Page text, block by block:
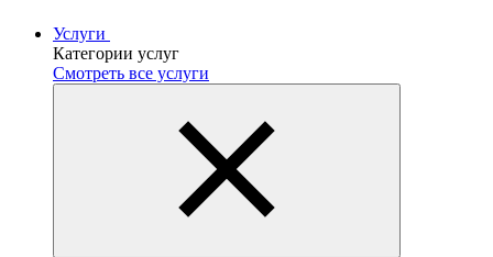
Услуги
Категории услуг
Смотреть все услуги